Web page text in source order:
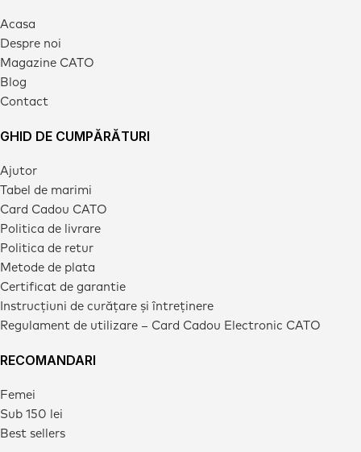
Acasa
Despre noi
Magazine CATO
Blog
Contact
GHID DE CUMPĂRĂTURI
Ajutor
Tabel de marimi
Card Cadou CATO
Politica de livrare
Politica de retur
Metode de plata
Certificat de garantie
Instrucțiuni de curățare și întreținere
Regulament de utilizare – Card Cadou Electronic CATO
RECOMANDARI
Femei
Sub 150 lei
Best sellers